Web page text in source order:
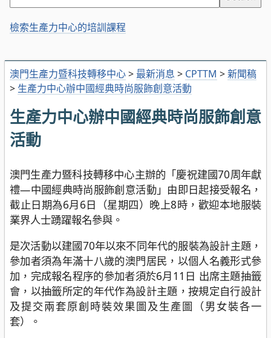
澳門生產力暨科技轉移中心> 最新消息 > CPTTM >新聞稿
> 生產力中心辦中國經典時尚服飾創意活動
生產力中心辦中國經典時尚服飾創意
活動
澳門生產力暨科技轉移中心主辦的「慶祝建國70周年獻
禮—中國經典時尚服飾創意活動」由即日起接受報名，
截止日期為6月6日（星期四）晚上8時，歡迎本地服裝
業界人士踴躍報名參與。
是次活動以建國70年以來不同年代的服裝為設計主題，
參加者須為年滿十八歲的澳門居民，以個人名義形式參
加，完成報名程序的參加者須於6月11日 出席主題抽籤
會，以抽籤所定的年代作為設計主題，按規定自行設計
及提交兩套原創時裝效果圖及生產圖（男女裝各一
套）。
檢索生產力中心的培訓課程